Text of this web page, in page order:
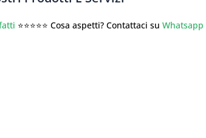
⭐⭐⭐⭐⭐ Cosa aspetti? Contattaci su Whatsapp